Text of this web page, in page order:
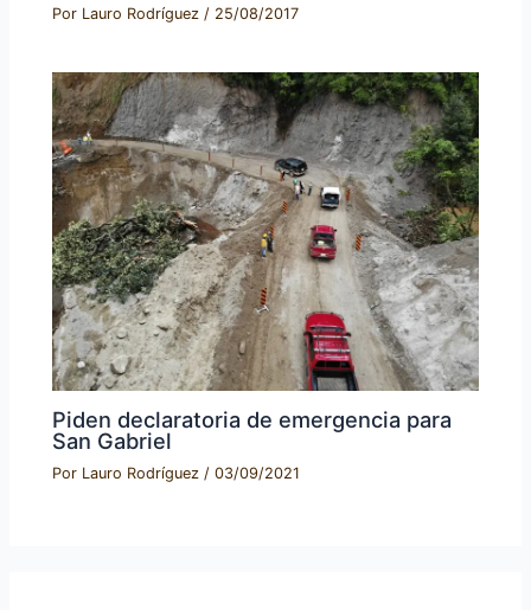
Por Lauro Rodríguez / 25/08/2017
Piden declaratoria de emergencia para
San Gabriel
Por Lauro Rodríguez /03/09/2021